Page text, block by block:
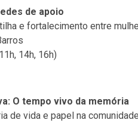
de apoio
e fortalecimento entre
14h, 16h)
O tempo vivo da memória
de vida e papel na comunidade